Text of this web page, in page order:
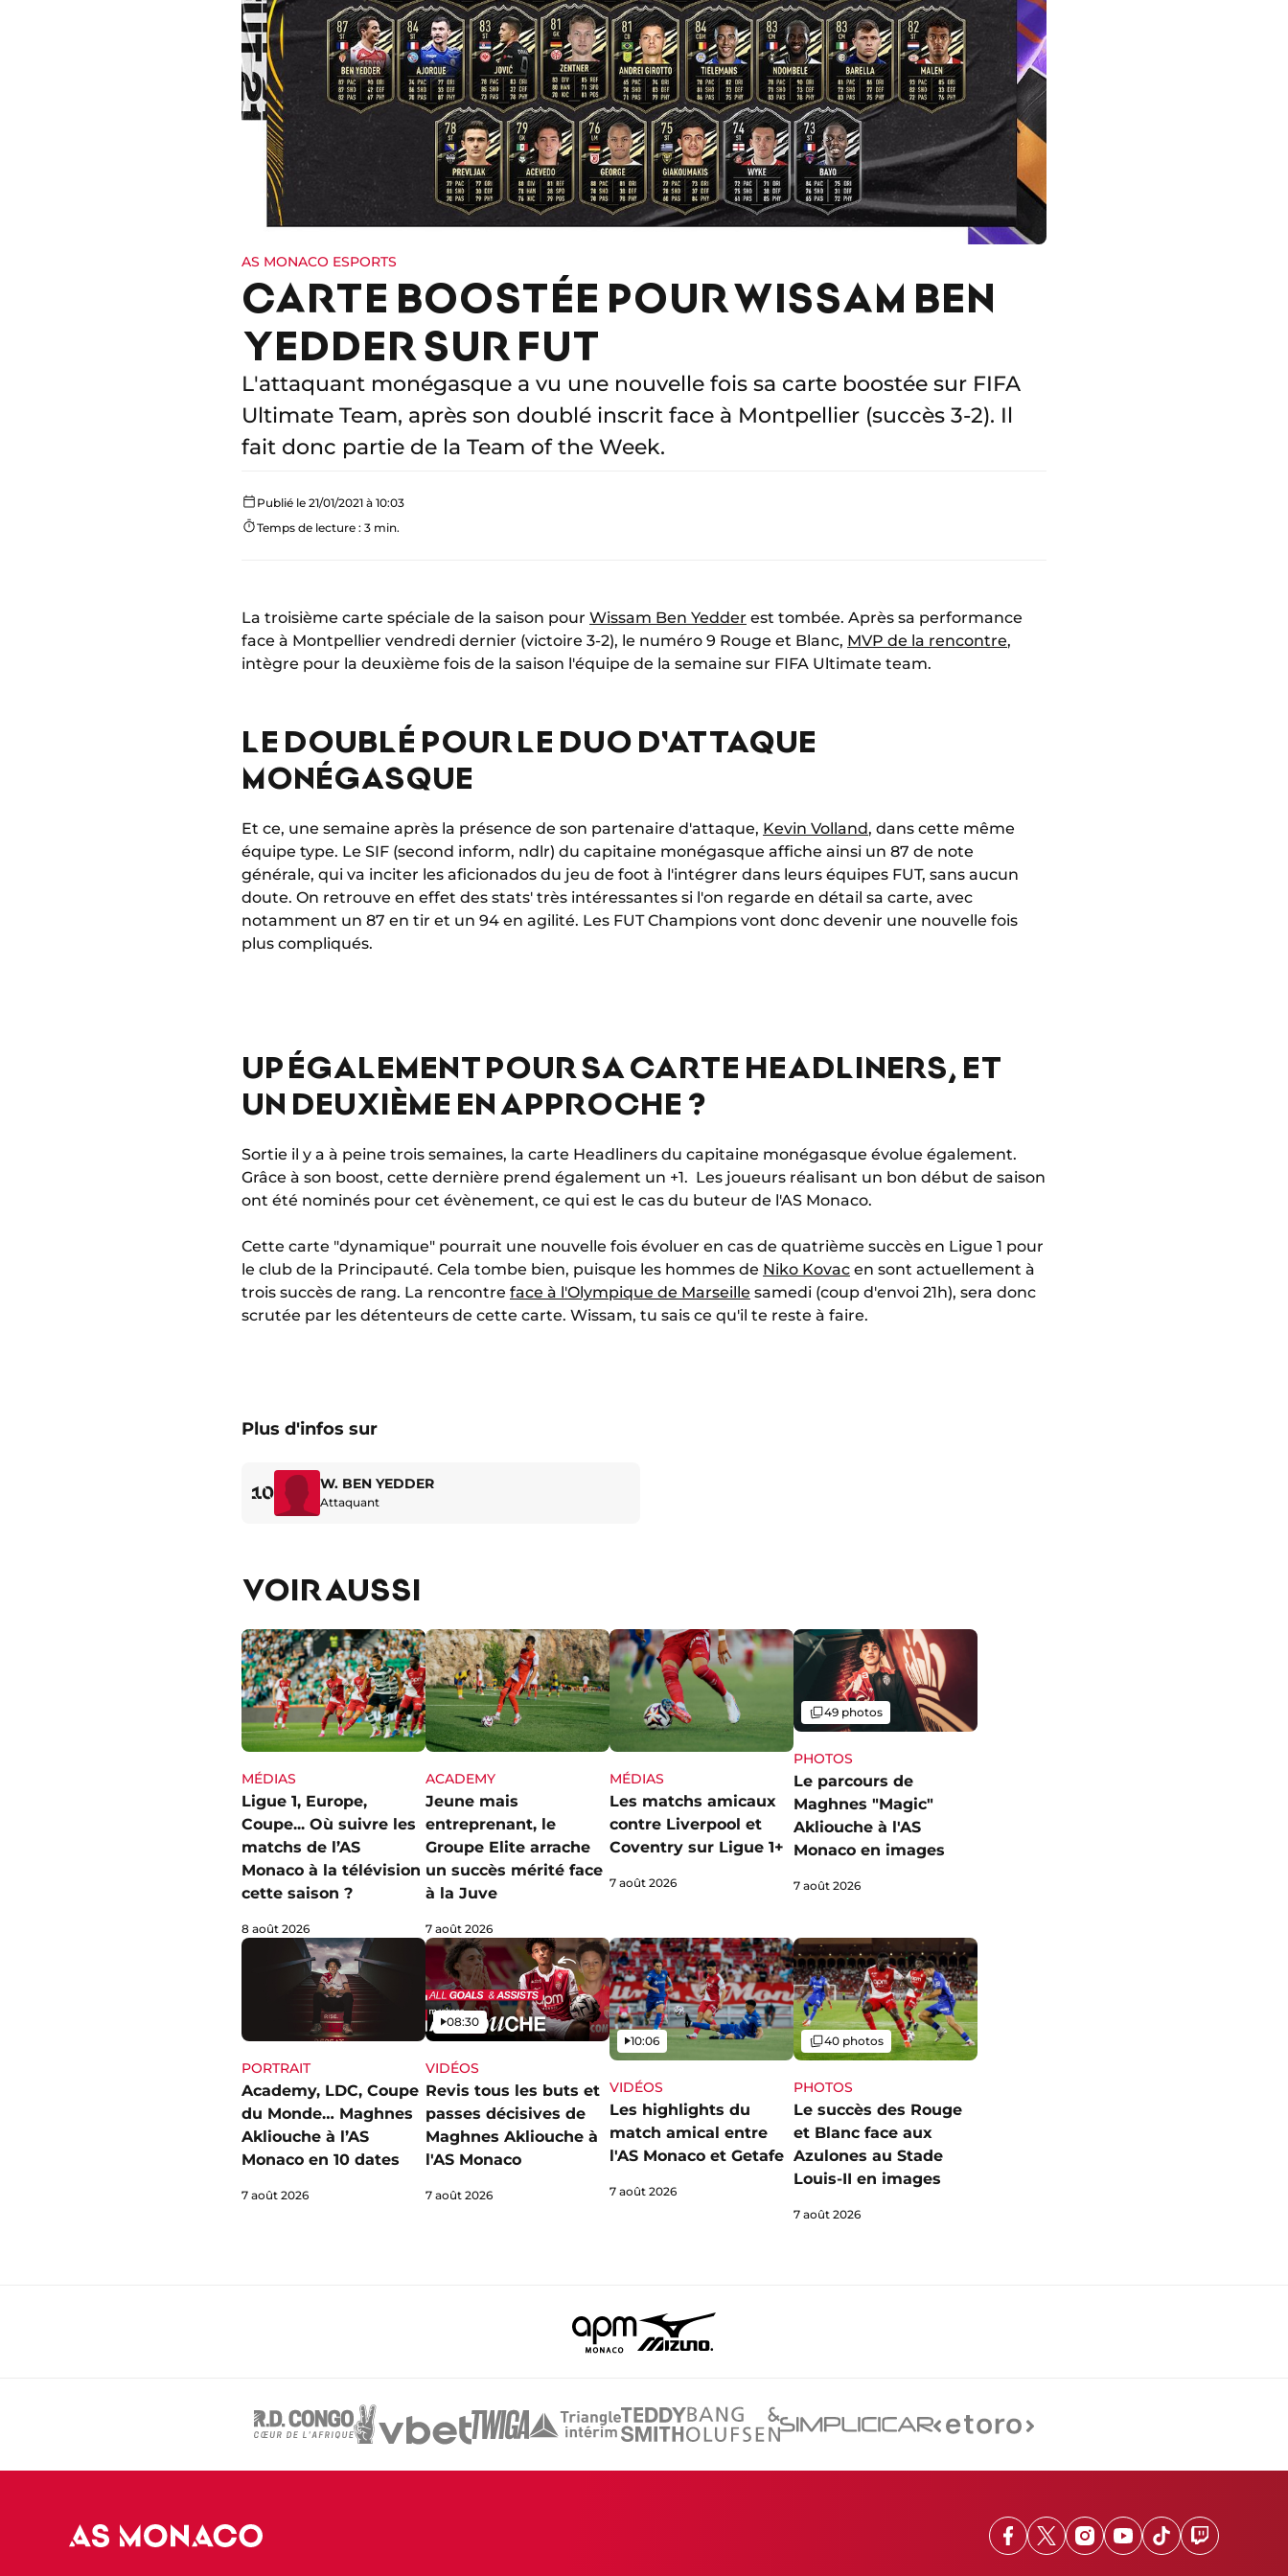
AS MONACO ESPORTS
CARTE BOOSTÉE POUR WISSAM BEN
YEDDER SUR FUT
L'attaquant monégasque a vu une nouvelle fois sa carte boostée sur FIFA
Ultimate Team, après son doublé inscrit face à Montpellier (succès 3-2). Il
fait donc partie de la Team of the Week.
Publié le 21/01/2021 à 10:03
Temps de lecture : 3 min.
La troisième carte spéciale de la saison pour Wissam Ben Yedder est tombée. Après sa performance
face à Montpellier vendredi dernier (victoire 3-2), le numéro 9 Rouge et Blanc, MVP de la rencontre,
intègre pour la deuxième fois de la saison l'équipe de la semaine sur FIFA Ultimate team.
LE DOUBLÉ POUR LE DUO D'ATTAQUE
MONÉGASQUE
Et ce, une semaine après la présence de son partenaire d'attaque, Kevin Volland, dans cette même
équipe type. Le SIF (second inform, ndlr) du capitaine monégasque affiche ainsi un 87 de note
générale, qui va inciter les aficionados du jeu de foot à l'intégrer dans leurs équipes FUT, sans aucun
doute. On retrouve en effet des stats' très intéressantes si l'on regarde en détail sa carte, avec
notamment un 87 en tir et un 94 en agilité. Les FUT Champions vont donc devenir une nouvelle fois
plus compliqués.
UP ÉGALEMENT POUR SA CARTE HEADLINERS, ET
UN DEUXIÈME EN APPROCHE ?
Sortie il y a à peine trois semaines, la carte Headliners du capitaine monégasque évolue également.
Grâce à son boost, cette dernière prend également un +1. Les joueurs réalisant un bon début de saison
ont été nominés pour cet évènement, ce qui est le cas du buteur de l'AS Monaco.
Cette carte "dynamique" pourrait une nouvelle fois évoluer en cas de quatrième succès en Ligue 1 pour
le club de la Principauté. Cela tombe bien, puisque les hommes de Niko Kovac en sont actuellement à
trois succès de rang. La rencontre face à l'Olympique de Marseille samedi (coup d'envoi 21h), sera donc
scrutée par les détenteurs de cette carte. Wissam, tu sais ce qu'il te reste à faire.
Plus d'infos sur
10 W. BEN YEDDER
Attaquant
VOIR AUSSI
MÉDIAS
Ligue 1, Europe,
Coupe... Où suivre les
matchs de l’AS
Monaco à la télévision
cette saison ?
8 août 2026
ACADEMY
Jeune mais
entreprenant, le
Groupe Elite arrache
un succès mérité face
à la Juve
7 août 2026
MÉDIAS
Les matchs amicaux
contre Liverpool et
Coventry sur Ligue 1+
7 août 2026
PHOTOS
Le parcours de
Maghnes "Magic"
Akliouche à l'AS
Monaco en images
Galerie
49 photos
7 août 2026
PORTRAIT
Academy, LDC, Coupe
du Monde… Maghnes
Akliouche à l’AS
Monaco en 10 dates
7 août 2026
VIDÉOS
Revis tous les buts et
passes décisives de
Maghnes Akliouche à
l'AS Monaco
Vidéo
08:30
7 août 2026
VIDÉOS
Les highlights du
match amical entre
l'AS Monaco et Getafe
Vidéo
10:06
7 août 2026
PHOTOS
Le succès des Rouge
et Blanc face aux
Azulones au Stade
Louis-II en images
Galerie
40 photos
7 août 2026
Facebook
X Instagram
Youtube
TikTokTwitch